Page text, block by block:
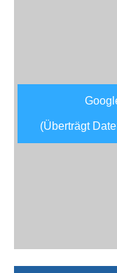
(Überträgt